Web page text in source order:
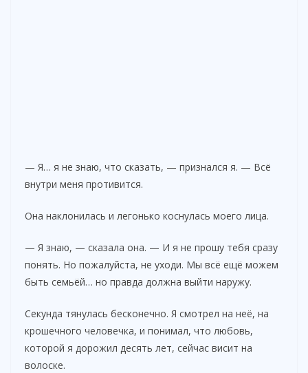
— Я… я не знаю, что сказать, — признался я. — Всё
внутри меня противится.
Она наклонилась и легонько коснулась моего лица.
— Я знаю, — сказала она. — И я не прошу тебя сразу
понять. Но пожалуйста, не уходи. Мы всё ещё можем
быть семьёй… но правда должна выйти наружу.
Секунда тянулась бесконечно. Я смотрел на неё, на
крошечного человечка, и понимал, что любовь,
которой я дорожил десять лет, сейчас висит на
волоске.